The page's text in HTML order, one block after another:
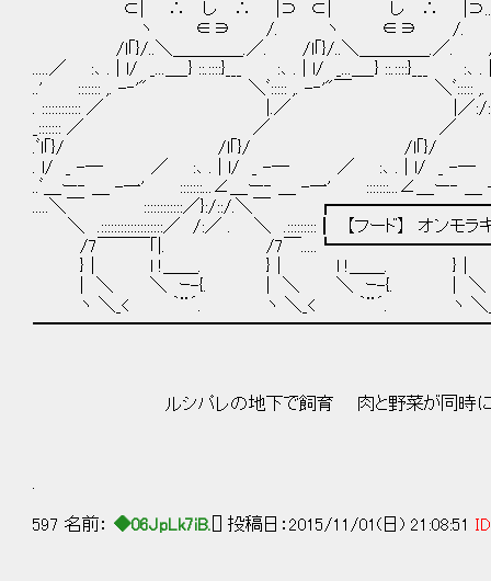
⊂| ∴ し ∴ |⊃ ⊂| し ∴
ヽ ∈∋ /. ヽ ∈∋ /.
/l｢}/..＼＿＿＿＿.／. /l｢}/..＼＿＿＿＿.／. /l｢
.....／ :､ . | l/ _...＿_} ::.::::}___ :､ . | l/ _...＿_} ::.::::}___ :､ .
..' ::::::: ,. -‐'" ＼ﾞ::::: ,. -‐'"￣ ＼ﾞ
. :::::::::::: ／ |.／ |
_::::::: ／
.ﾞl｢}/ /l｢}/ /l｢
. l/ _ -― ／ :､ . | l/ _ -― ／ :､ . | l/ _ -
..ﾞ＿ー‐ ＿ -一' :::::::...∠＿ー‐ ＿ -一' :::::::...∠＿ー‐
.....＼￣ ::::::::::::／}:/::/.＼￣
＼ .:::::::::::::::::::／ /:／ . ＼ .:::::::::┃ 【フード】 オン
/7￣￣￣｢|. /7￣
}｜ l !＿＿. }｜ l !＿＿. }｜ l
| ＼ ＼ ｰ-{. | ＼ ＼ ｰ-{. | ＼
ヽ ＼_< ｀¨´. ヽ ＼_< ｀¨´. ヽ ＼
ルシパレの地下で飼育 肉と野菜が同時にと
597 名前： ◆06JpLk7iB. [] 投稿日：2015/11/01(日) 21:08:51